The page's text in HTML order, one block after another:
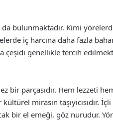
bulunmaktadır. Kimi
iç harcına daha fazla
çeşidi genellikle tercih
bir parçasıdır. Hem lezzeti
mirasın taşıyıcısıdır.
bir el emeği, göz nurudur.